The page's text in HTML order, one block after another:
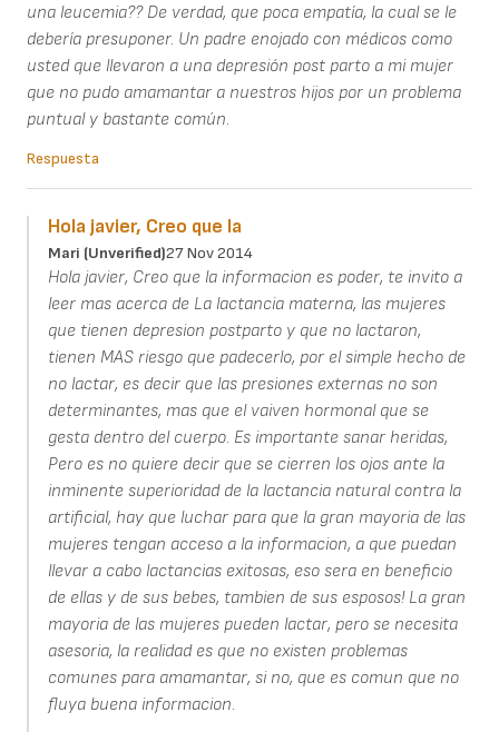
una leucemia?? De verdad, que poca empatía, la cual se le
debería presuponer. Un padre enojado con médicos como
usted que llevaron a una depresión post parto a mi mujer
que no pudo amamantar a nuestros hijos por un problema
puntual y bastante común.
Respuesta
Hola javier, Creo que la
Mari (unverified)27 Nov 2014
Hola javier, Creo que la informacion es poder, te invito a
leer mas acerca de La lactancia materna, las mujeres
que tienen depresion postparto y que no lactaron,
tienen MAS riesgo que padecerlo, por el simple hecho de
no lactar, es decir que las presiones externas no son
determinantes, mas que el vaiven hormonal que se
gesta dentro del cuerpo. Es importante sanar heridas,
Pero es no quiere decir que se cierren los ojos ante la
inminente superioridad de la lactancia natural contra la
artificial, hay que luchar para que la gran mayoria de las
mujeres tengan acceso a la informacion, a que puedan
llevar a cabo lactancias exitosas, eso sera en beneficio
de ellas y de sus bebes, tambien de sus esposos! La gran
mayoria de las mujeres pueden lactar, pero se necesita
asesoria, la realidad es que no existen problemas
comunes para amamantar, si no, que es comun que no
fluya buena informacion.